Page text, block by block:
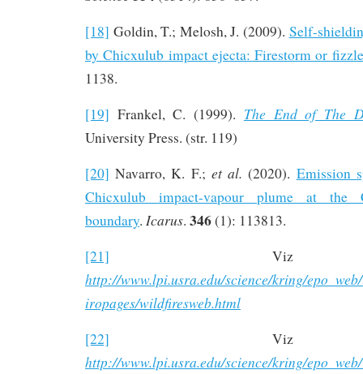
[18] Goldin, T.; Melosh, J. (2009). Self-
by Chicxulub impact ejecta: Firestorm or
1138.
[19] Frankel, C. (1999). The End of The
University Press. (str. 119)
[20] Navarro, K. F.; et al. (2020). Emission
Chicxulub impact-vapour plume at the
boundary. Icarus. 346(1): 113813.
[21] Viz
http://www.lpi.usra.edu/science/kring/
iropages/wildfiresweb.html
[22] Viz
http://www.lpi.usra.edu/science/kring/